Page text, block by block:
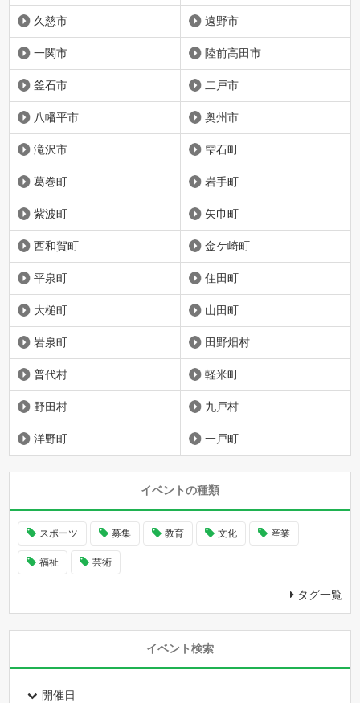
久慈市 遠野市
一関市 陸前高田市
釜石市 二戸市
八幡平市 奥州市
滝沢市 雫石町
葛巻町 岩手町
紫波町 矢巾町
西和賀町 金ケ崎町
平泉町 住田町
大槌町 山田町
岩泉町 田野畑村
普代村 軽米町
野田村 九戸村
洋野町 一戸町
イベントの種類
スポーツ 募集 教育 文化 産業
福祉 芸術
タグ一覧
イベント検索
開催日